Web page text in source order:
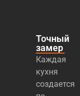
Точный
замер
Каждая
кухня
создается